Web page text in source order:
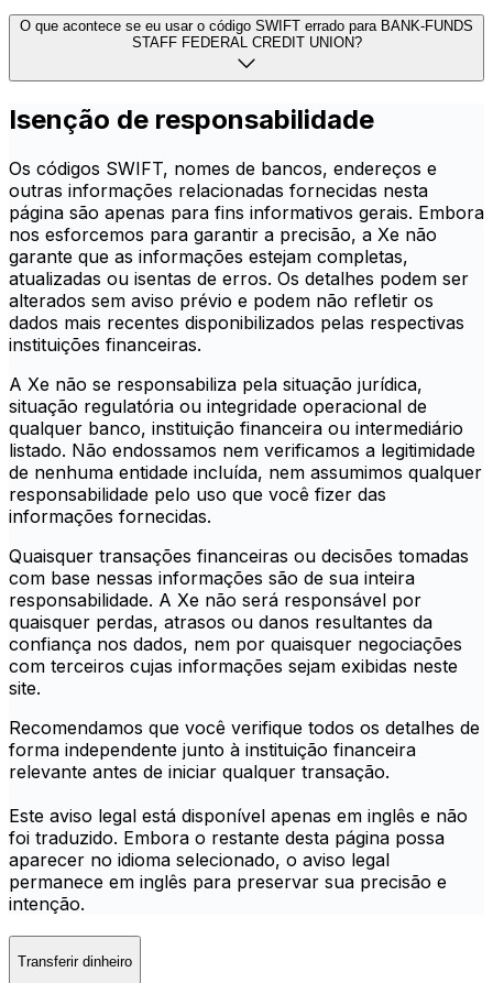
O que acontece se eu usar o código SWIFT errado para BANK-FUNDS
STAFF FEDERAL CREDIT UNION?
Isenção de responsabilidade
Os códigos SWIFT, nomes de bancos, endereços e
outras informações relacionadas fornecidas nesta
página são apenas para fins informativos gerais. Embora
nos esforcemos para garantir a precisão, a Xe não
garante que as informações estejam completas,
atualizadas ou isentas de erros. Os detalhes podem ser
alterados sem aviso prévio e podem não refletir os
dados mais recentes disponibilizados pelas respectivas
instituições financeiras.
A Xe não se responsabiliza pela situação jurídica,
situação regulatória ou integridade operacional de
qualquer banco, instituição financeira ou intermediário
listado. Não endossamos nem verificamos a legitimidade
de nenhuma entidade incluída, nem assumimos qualquer
responsabilidade pelo uso que você fizer das
informações fornecidas.
Quaisquer transações financeiras ou decisões tomadas
com base nessas informações são de sua inteira
responsabilidade. A Xe não será responsável por
quaisquer perdas, atrasos ou danos resultantes da
confiança nos dados, nem por quaisquer negociações
com terceiros cujas informações sejam exibidas neste
site.
Recomendamos que você verifique todos os detalhes de
forma independente junto à instituição financeira
relevante antes de iniciar qualquer transação.
Este aviso legal está disponível apenas em inglês e não
foi traduzido. Embora o restante desta página possa
aparecer no idioma selecionado, o aviso legal
permanece em inglês para preservar sua precisão e
intenção.
Transferir dinheiro